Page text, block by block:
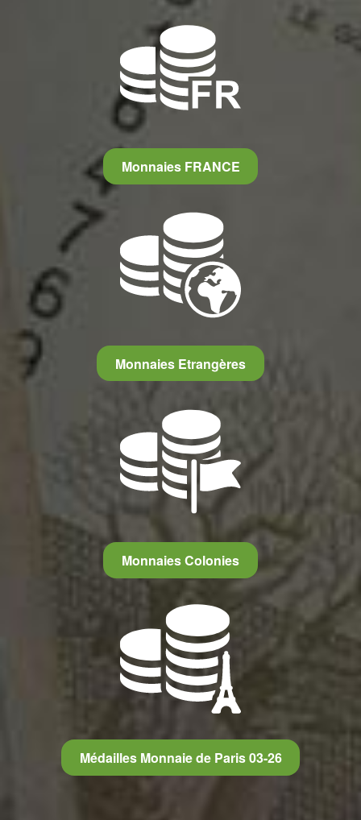
Monnaies FRANCE
Monnaies Etrangères
Monnaies Colonies
Médailles Monnaie de Paris 03-26